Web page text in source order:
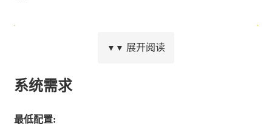
▼▼ 展开阅读
系统需求
最低配置: